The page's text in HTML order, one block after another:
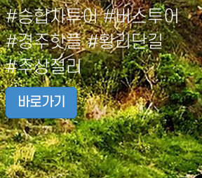
#승합차투어 #버스투어
#경주핫플 #황리단길
#주상절리
바로가기